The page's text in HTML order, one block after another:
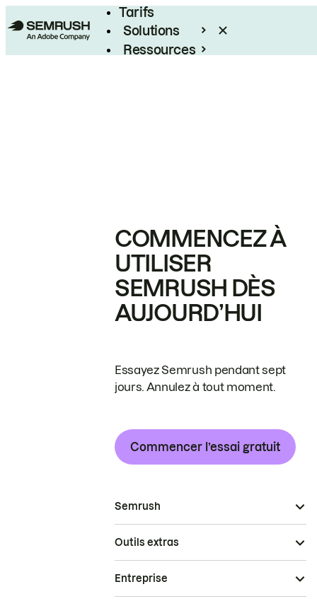
Tarifs
Solutions
Ressources
COMMENCEZ À
UTILISER
SEMRUSH DÈS
AUJOURD’HUI
Essayez Semrush pendant sept
jours. Annulez à tout moment.
Commencer l’essai gratuit
Semrush
Outils extras
Entreprise